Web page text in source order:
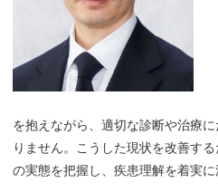
を抱えながら、適切な診断や治療
りません。こうした現状を改善す
の実態を把握し、疾患理解を着実に